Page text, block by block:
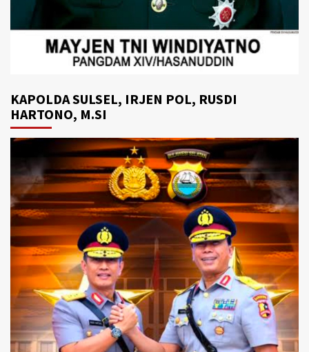
KAPOLDA SULSEL, IRJEN POL, RUSDI
HARTONO, M.SI